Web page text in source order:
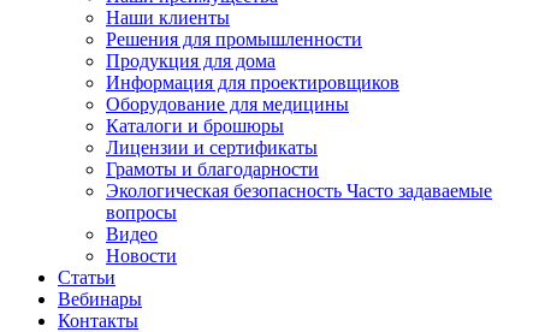
Наши клиенты
Решения для промышленности
Продукция для дома
Информация для проектировщиков
Оборудование для медицины
Каталоги и брошюры
Лицензии и сертификаты
Грамоты и благодарности
Экологическая безопасность Часто задаваемые
вопросы
Видео
Новости
Статьи
Вебинары
Контакты